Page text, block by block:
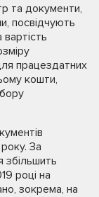
та документи,
посвідчують
працездатних
кошти,
За
збільшить
році на
зокрема, на